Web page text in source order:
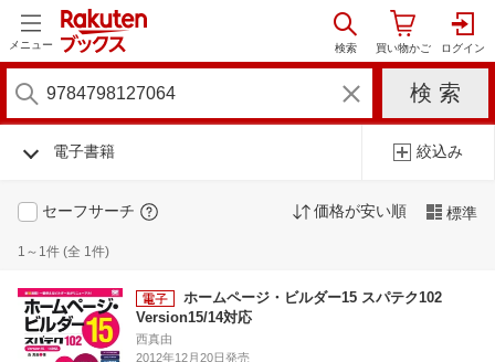
メニュー
電子書籍 絞込み
セーフサーチ 価格が安い順 標準
1～1件 (全 1件)
ホームページ・ビルダー15 スパテク102
Version15/14対応
西真由
2012年12月20日発売